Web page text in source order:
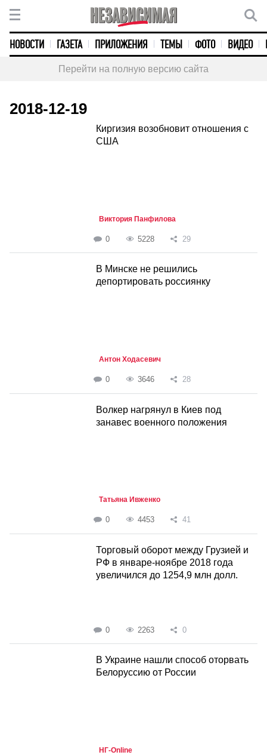
НОВОСТИ ГАЗЕТА ПРИЛОЖЕНИЯ ТЕМЫ ФОТО ВИДЕО
Перейти на полную версию сайта
2018-12-19
Киргизия возобновит отношения с
США
Виктория Панфилова
0 5228 29
В Минске не решились
депортировать россиянку
Антон Ходасевич
0 3646 28
Волкер нагрянул в Киев под
занавес военного положения
Татьяна Ивженко
0 4453 41
Торговый оборот между Грузией и
РФ в январе-ноябре 2018 года
увеличился до 1254,9 млн долл.
0 2263 0
В Украине нашли способ оторвать
Белоруссию от России
НГ-Online